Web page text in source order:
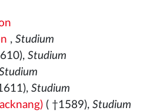
, Studium
Studium
Studium
( †1589), Studium